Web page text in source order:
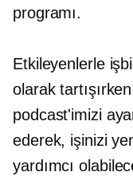
programı.
Etkileyenlerle
olarak
podcast'imizi
ederek, işinizi
yardımcı